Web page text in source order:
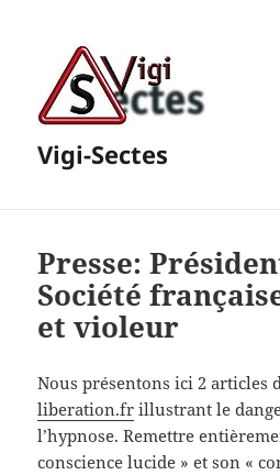
Vigi-Sectes
Presse:
Société
et violeur
Nous présentons ici 2 articles
liberation.fr illustrant le
l’hypnose. Remettre
conscience lucide » et son «